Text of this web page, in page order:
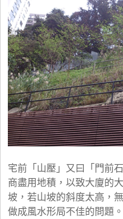
宅前「山壓」又曰「門前
商盡用地積，以致大廈的
坡，若山坡的斜度太高，
做成風水形局不佳的問題